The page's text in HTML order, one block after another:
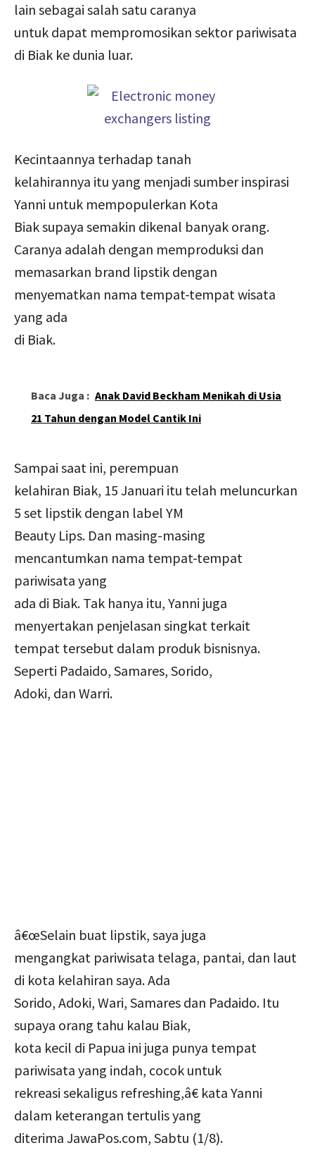
lain sebagai salah satu caranya
untuk dapat mempromosikan sektor pariwisata
di Biak ke dunia luar.
Kecintaannya terhadap tanah
kelahirannya itu yang menjadi sumber inspirasi
Yanni untuk mempopulerkan Kota
Biak supaya semakin dikenal banyak orang.
Caranya adalah dengan memproduksi dan
memasarkan brand lipstik dengan
menyematkan nama tempat-tempat wisata
yang ada
di Biak.
Baca Juga : Anak David Beckham Menikah di Usia
21 Tahun dengan Model Cantik Ini
Sampai saat ini, perempuan
kelahiran Biak, 15 Januari itu telah meluncurkan
5 set lipstik dengan label YM
Beauty Lips. Dan masing-masing
mencantumkan nama tempat-tempat
pariwisata yang
ada di Biak. Tak hanya itu, Yanni juga
menyertakan penjelasan singkat terkait
tempat tersebut dalam produk bisnisnya.
Seperti Padaido, Samares, Sorido,
Adoki, dan Warri.
â€œSelain buat lipstik, saya juga
mengangkat pariwisata telaga, pantai, dan laut
di kota kelahiran saya. Ada
Sorido, Adoki, Wari, Samares dan Padaido. Itu
supaya orang tahu kalau Biak,
kota kecil di Papua ini juga punya tempat
pariwisata yang indah, cocok untuk
rekreasi sekaligus refreshing,â€ kata Yanni
dalam keterangan tertulis yang
diterima JawaPos.com, Sabtu (1/8).